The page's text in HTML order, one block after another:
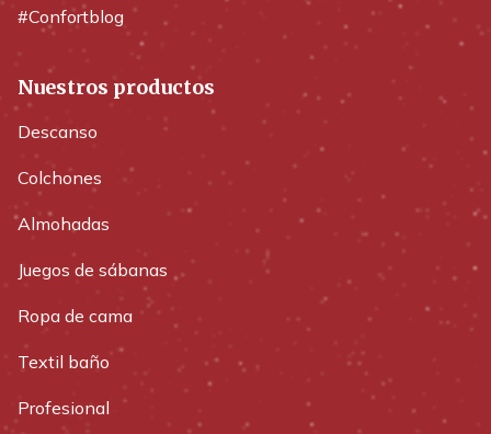
#Confortblog
Nuestros productos
Descanso
Colchones
Almohadas
Juegos de sábanas
Ropa de cama
Textil baño
Profesional